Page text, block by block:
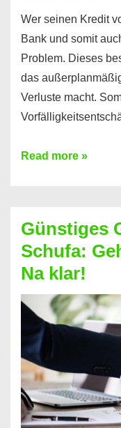
Wer seinen Kredit
Bank und somit
Problem. Dieses
das
Verluste macht.
Kredit
dabei
profitieren
–
So
funktioniert’s
Read more »
Günstiges
Schufa:
Na klar!